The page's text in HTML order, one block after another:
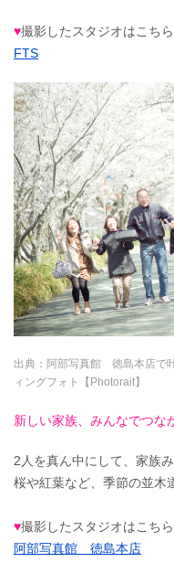
♥撮影したスタジオはこちら
FTS
出典： 阿部写真館 徳島本店で
ィングフォト【Photorait】
新しい家族、みんなでつな
2人を真ん中にして、家族
桜や紅葉など、季節の並木
♥撮影したスタジオはこちら
阿部写真館 徳島本店